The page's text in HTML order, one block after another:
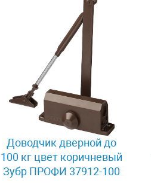
Доводчик дверной до
100 кг цвет коричневый
Зубр ПРОФИ 37912-100